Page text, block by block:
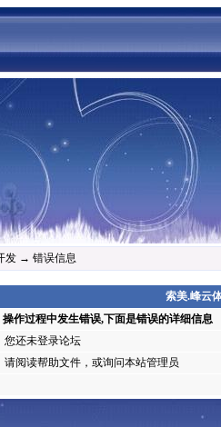
发 → 错误信息
索美.峰云
操作过程中发生错误,下面是错误的详细信息
您还未登录论坛
请阅读帮助文件，或询问本站管理员